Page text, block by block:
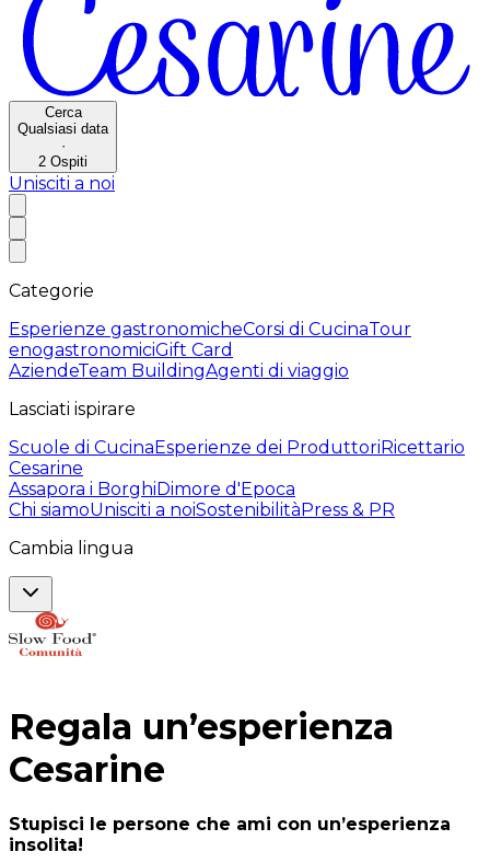
Cerca
Qualsiasi data
·
2 Ospiti
Unisciti a noi
Categorie
Esperienze gastronomicheCorsi di CucinaTour
enogastronomiciGift Card
AziendeTeam BuildingAgenti di viaggio
Lasciati ispirare
Scuole di CucinaEsperienze dei ProduttoriRicettario
Cesarine
Assapora i BorghiDimore d'Epoca
Chi siamoUnisciti a noiSostenibilitàPress & PR
Cambia lingua
Regala un’esperienza
Cesarine
Stupisci le persone che ami con un’esperienza
insolita!